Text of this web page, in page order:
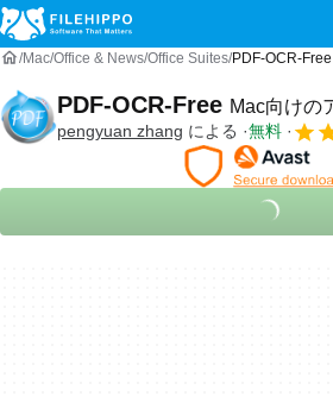
Mac Office & News Office Suites PDF-OCR-
PDF-OCR-Free Mac向けの
pengyuan zhang による 無料